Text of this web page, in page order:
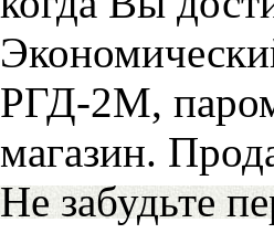
РГД-2М,
магазин.
Не забудьте